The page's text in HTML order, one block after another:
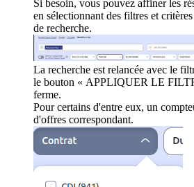
Si besoin, vous pouvez affiner les
en sélectionnant des filtres et
de recherche.
La recherche est relancée avec le
le bouton « APPLIQUER LE
ferme.
Pour certains d'entre eux, un
d'offres correspondant.